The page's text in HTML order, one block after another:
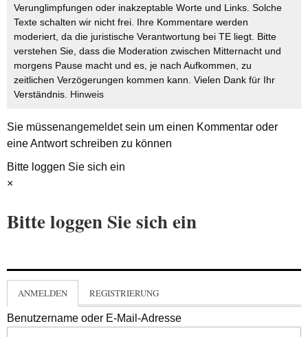
Verunglimpfungen oder inakzeptable Worte und Links. Solche
Texte schalten wir nicht frei. Ihre Kommentare werden
moderiert, da die juristische Verantwortung bei TE liegt. Bitte
verstehen Sie, dass die Moderation zwischen Mitternacht und
morgens Pause macht und es, je nach Aufkommen, zu
zeitlichen Verzögerungen kommen kann. Vielen Dank für Ihr
Verständnis. Hinweis
Sie müssenangemeldetsein um einen Kommentar oder
eine Antwort schreiben zu können
Bitte loggen Sie sich ein
×
Bitte loggen Sie sich ein
ANMELDEN REGISTRIERUNG
Benutzername oder E-Mail-Adresse